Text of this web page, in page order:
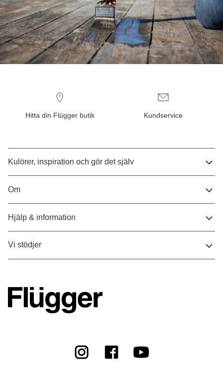
Hitta din Flügger butik Kundservice
Kulörer, inspiration och gör det själv
Om
Hjälp & information
Vi stödjer